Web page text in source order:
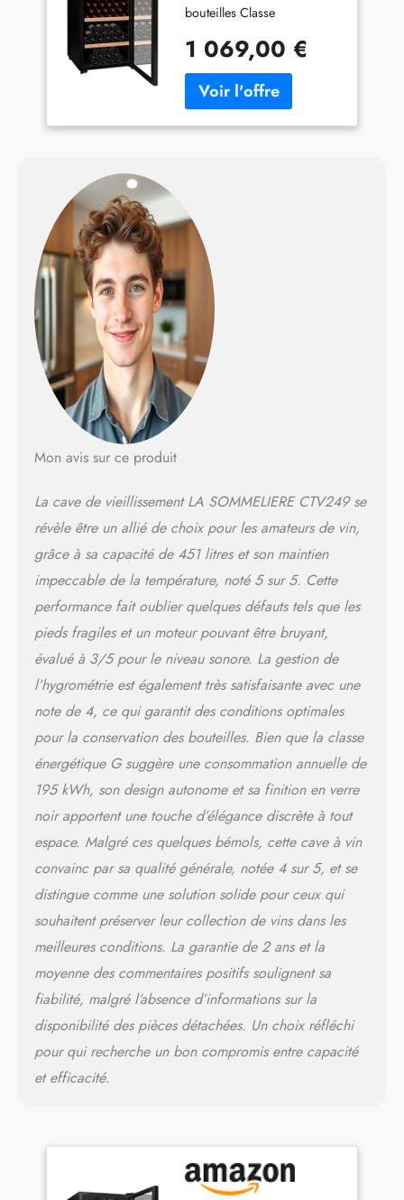
bouteilles Classe
vieillissement 6 clayettes
1 069,00 €
Mon avis sur ce produit
La cave de vieillissement LA SOMMELIERE CTV249 se
révèle être un allié de choix pour les amateurs de vin,
grâce à sa capacité de 451 litres et son maintien
impeccable de la température, noté 5 sur 5. Cette
performance fait oublier quelques défauts tels que les
pieds fragiles et un moteur pouvant être bruyant,
évalué à 3/5 pour le niveau sonore. La gestion de
l’hygrométrie est également très satisfaisante avec une
note de 4, ce qui garantit des conditions optimales
pour la conservation des bouteilles. Bien que la classe
énergétique G suggère une consommation annuelle de
195 kWh, son design autonome et sa finition en verre
noir apportent une touche d’élégance discrète à tout
espace. Malgré ces quelques bémols, cette cave à vin
convainc par sa qualité générale, notée 4 sur 5, et se
distingue comme une solution solide pour ceux qui
souhaitent préserver leur collection de vins dans les
meilleures conditions. La garantie de 2 ans et la
moyenne des commentaires positifs soulignent sa
fiabilité, malgré l’absence d’informations sur la
disponibilité des pièces détachées. Un choix réfléchi
pour qui recherche un bon compromis entre capacité
et efficacité.